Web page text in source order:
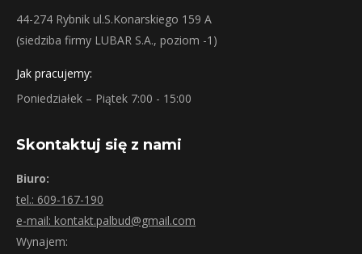
44-274 Rybnik ul.S.Konarskiego 159 A
(siedziba firmy LUBAR S.A., poziom -1)
Jak pracujemy:
Poniedziałek – Piątek 7:00 - 15:00
Skontaktuj się z nami
Biuro:
tel.: 609-167-190
e-mail: kontakt.palbud@gmail.com
Wynajem: